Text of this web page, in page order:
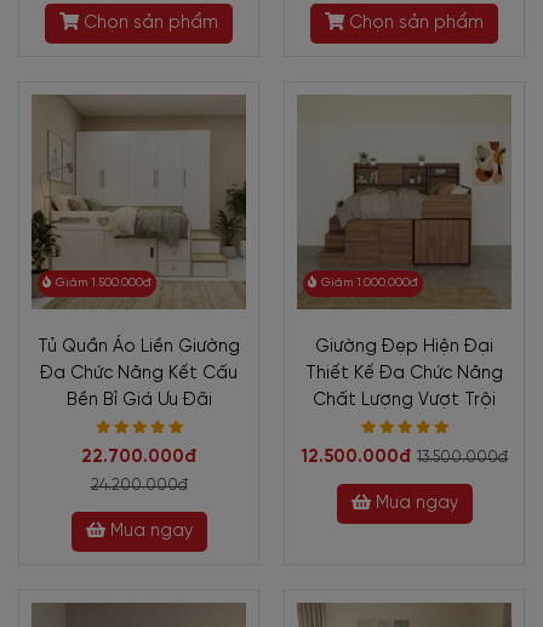
Chọn sản phẩm Chọn sản phẩm
Giảm 1.500.000đ
Tủ Quần Áo Liền Giường
Đa Chức Năng Kết Cấu
Bền Bỉ Giá Ưu Đãi
22.700.000đ
24.200.000đ
Mua ngay
Giảm 1.000.000đ
Giường Đẹp Hiện Đại
Thiết Kế Đa Chức Năng
Chất Lượng Vượt Trội
12.500.000đ 13.500.000đ
Mua ngay